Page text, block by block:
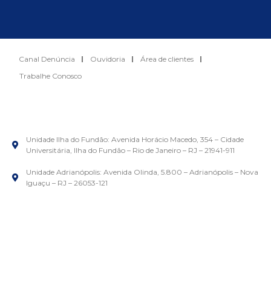
Canal Denúncia Ouvidoria
Área de clientes
Trabalhe Conosco
Unidade Ilha do Fundão: Avenida Horácio Macedo, 354 – Cidade
Universitária, Ilha do Fundão – Rio de Janeiro – RJ – 21941-911
Unidade Adrianópolis: Avenida Olinda, 5.800 – Adrianópolis – Nova
Iguaçu – RJ – 26053-121